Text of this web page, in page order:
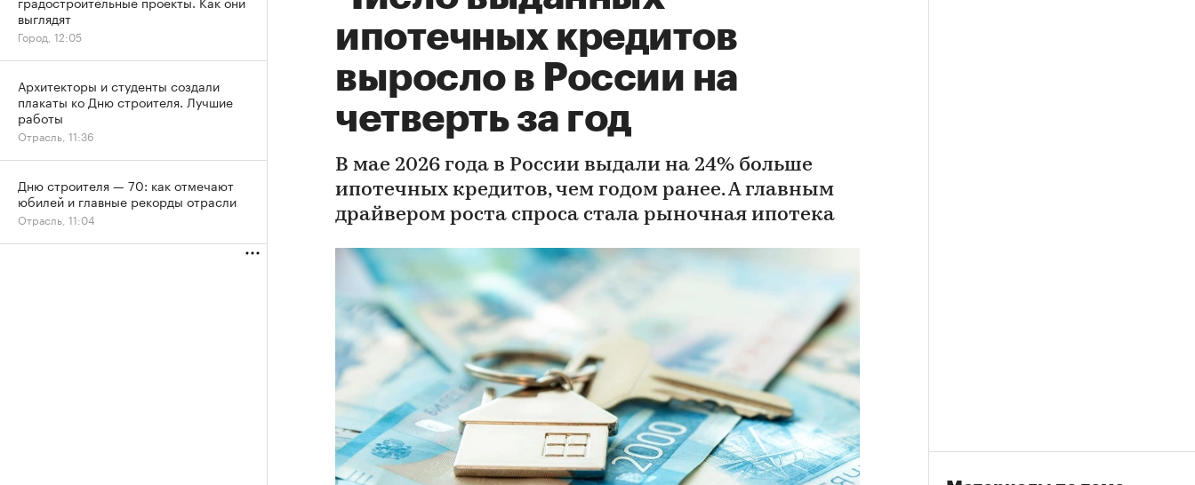
ипотечных кредитов
выросло в России на
четверть за год
В мае 2026 года в России выдали на 24% больше
ипотечных кредитов, чем годом ранее. А главным
драйвером роста спроса стала рыночная ипотека
выглядят
Город, 12:05
Архитекторы и студенты создали
плакаты ко Дню строителя. Лучшие
работы
Отрасль, 11:36
Дню строителя — 70: как отмечают
юбилей и главные рекорды отрасли
Отрасль, 11:04